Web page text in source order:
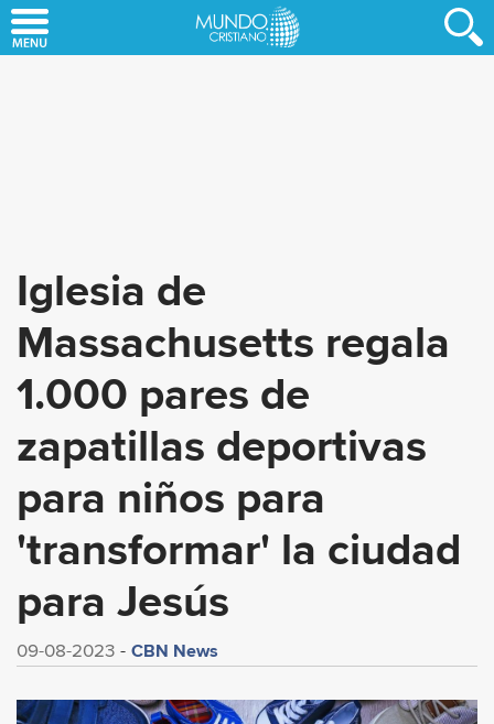
to
Iglesia de
Massachusetts regala
1.000 pares de
zapatillas deportivas
para niños para
'transformar' la ciudad
para Jesús
09-08-2023 CBN News